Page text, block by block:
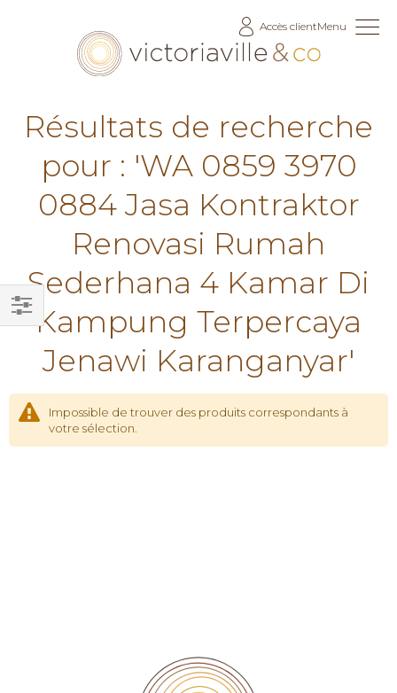
Accès clientMenu
Résultats de recherche
pour : 'WA 0859 3970
0884 Jasa Kontraktor
Renovasi Rumah
Sederhana 4 Kamar Di
Kampung Terpercaya
Jenawi Karanganyar'
Impossible de trouver des produits correspondants à
votre sélection.
Filtrer